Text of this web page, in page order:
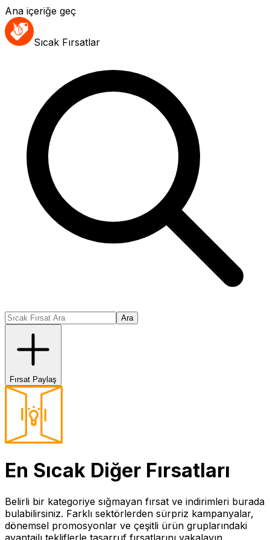
Ana içeriğe geç
Sıcak Fırsatlar
Ara
Fırsat Paylaş
En Sıcak Diğer Fırsatları
Belirli bir kategoriye sığmayan fırsat ve indirimleri burada
bulabilirsiniz. Farklı sektörlerden sürpriz kampanyalar,
dönemsel promosyonlar ve çeşitli ürün gruplarındaki
avantajlı tekliflerle tasarruf fırsatlarını yakalayın.